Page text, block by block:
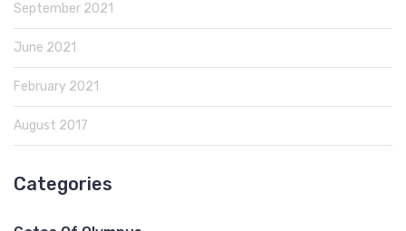
September 2021
June 2021
February 2021
August 2017
Categories